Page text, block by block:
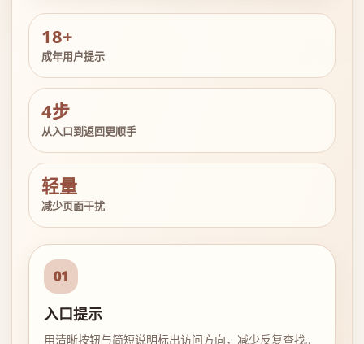
18+
成年用户提示
4步
从入口到返回更顺手
轻量
减少页面干扰
01
入口提示
用清晰按钮与简短说明标出访问方向，减少反复查找。